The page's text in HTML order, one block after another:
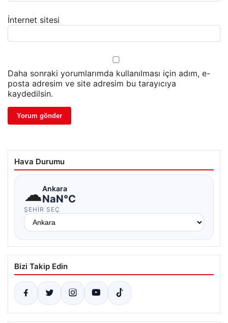
İnternet sitesi
Daha sonraki yorumlarımda kullanılması için adım, e-
posta adresim ve site adresim bu tarayıcıya
kaydedilsin.
Hava Durumu
☁Ankara
NaN°C
ŞEHIR SEÇ
Bizi Takip Edin